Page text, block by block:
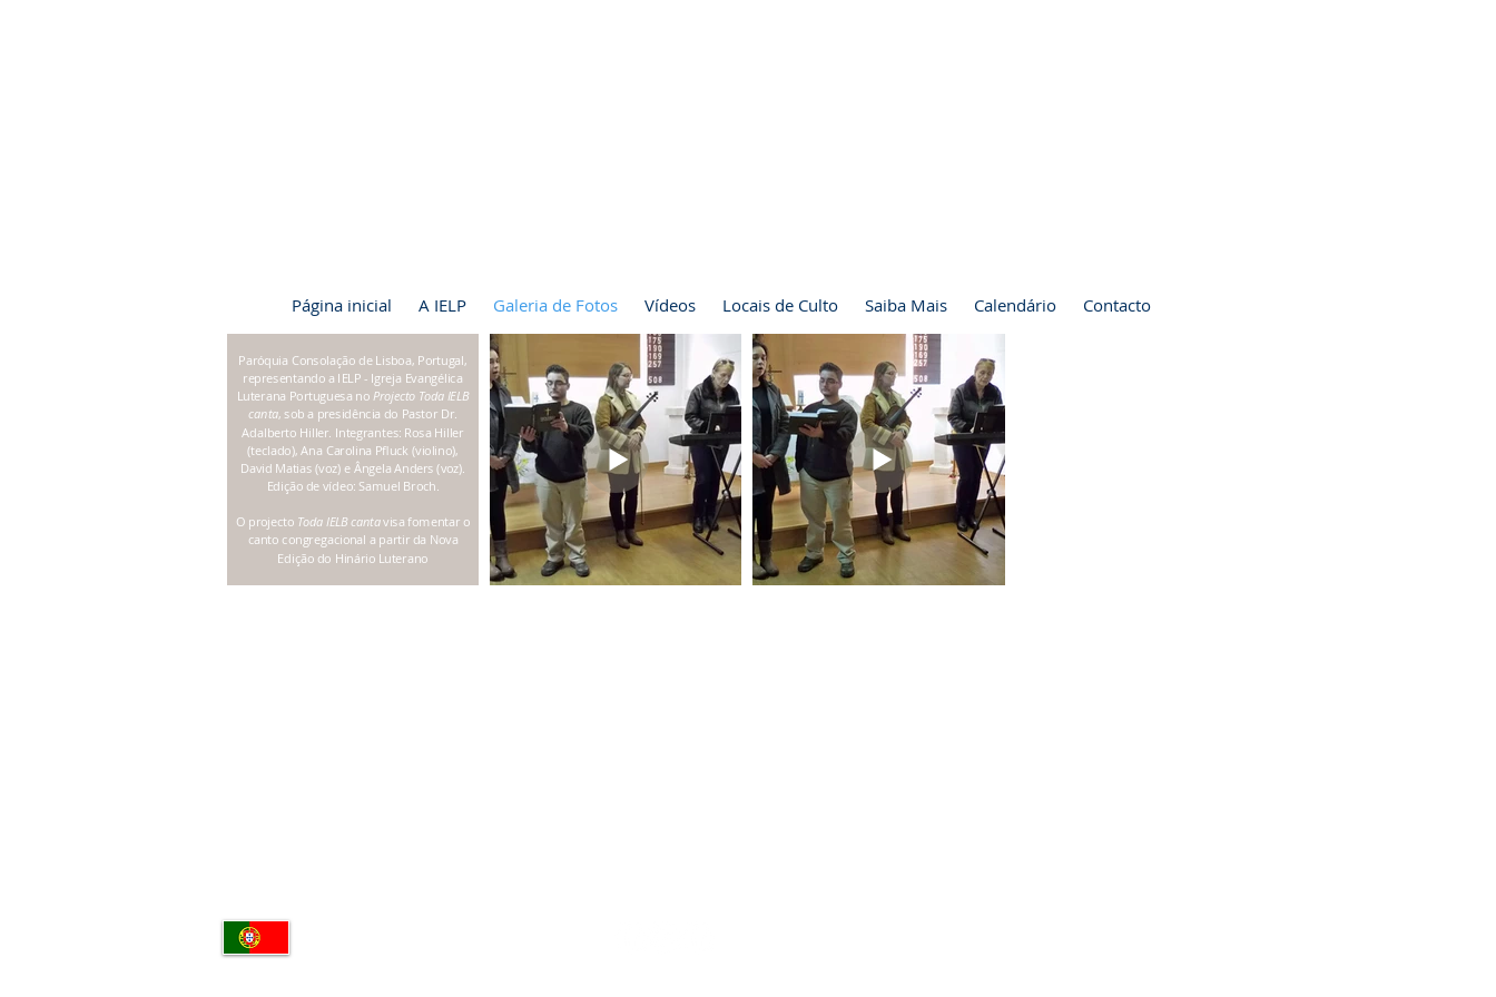
Página inicial A IELP Galeria de Fotos Vídeos Locais de Culto Saiba Mais Calendário Contacto
Paróquia Consolação de Lisboa, Portugal,
representando a IELP - Igreja Evangélica
Luterana Portuguesa noProjecto Toda IELB
canta, sob a presidência do Pastor Dr.
Adalberto Hiller. Integrantes: Rosa Hiller
(teclado), Ana Carolina Pfluck (violino),
David Matias (voz) e Ângela Anders (voz).
Edição de vídeo: Samuel Broch.
O projecto Toda IELB cantavisa fomentar o
canto congregacional a partir da Nova
Edição do Hinário Luterano